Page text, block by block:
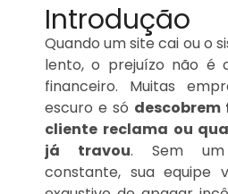
Introdução
Quando um site cai ou o
lento, o prejuízo não é
financeiro. Muitas
escuro e só
cliente reclama ou
já travou. Sem um
constante, sua equipe